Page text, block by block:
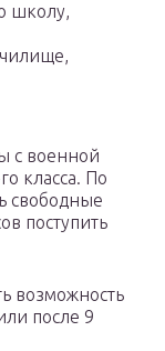
школу,
с военной
класса. По
свободные
поступить
возможность
после 9